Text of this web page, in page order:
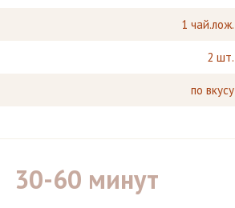
1 чай.лож.
2 шт.
по вкусу
30-60 минут